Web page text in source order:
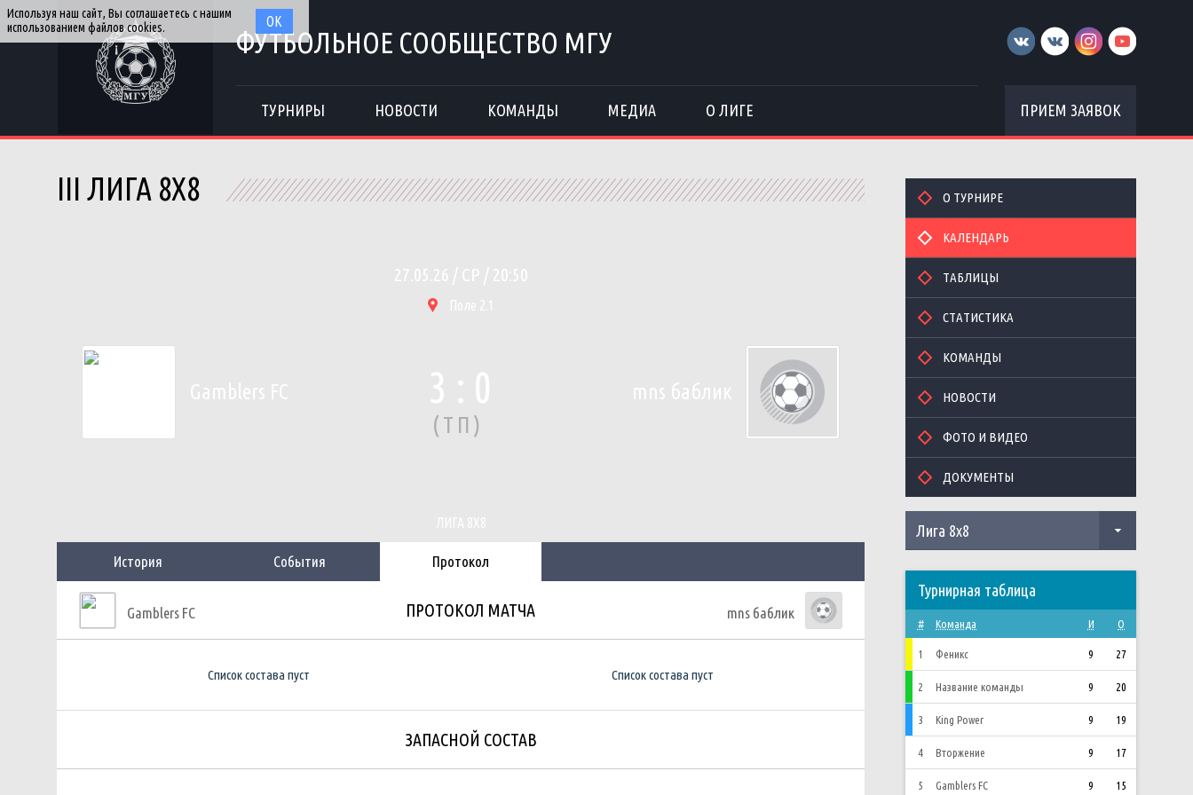
ФУТБОЛЬНОЕ СООБЩЕСТВО МГУ
ТУРНИРЫ НОВОСТИ КОМАНДЫ МЕДИА О ЛИГЕ ПРИЕМ ЗАЯВОК
О ТУРНИРЕ
КАЛЕНДАРЬ
ТАБЛИЦЫ
СТАТИСТИКА
КОМАНДЫ
НОВОСТИ
ФОТО И ВИДЕО
ДОКУМЕНТЫ
Лига 8х8
Турнирная таблица
# Команда И О
1 Феникс 9 27
2 Название команды 9 20
3 King Power 9 19
4 Вторжение 9 17
5 Gamblers FC 9 15
III ЛИГА 8Х8
(ТП)
История События Протокол
ПРОТОКОЛ МАТЧА
Gamblers FC
Список состава пуст
mns баблик
Список состава пуст
ЗАПАСНОЙ СОСТАВ
Используя наш сайт, Вы соглашаетесь с нашим
использованием файлов cookies.
ОК